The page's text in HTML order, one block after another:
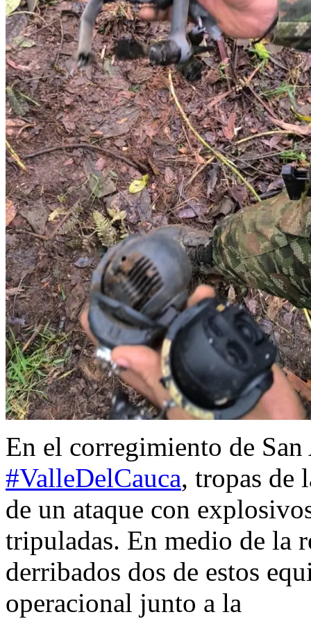
En el corregimiento de
#ValleDelCauca, tropas de
de un ataque con
tripuladas. En medio de la
derribados dos de estos
operacional junto a la